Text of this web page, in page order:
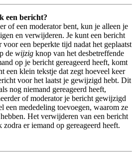
een bericht?
of een moderator bent, kun je alleen je
en verwijderen. Je kunt een bericht
een beperkte tijd nadat het geplaatst
de wijzig knop van het desbetreffende
op je bericht gereageerd heeft, komt
een klein tekstje dat zegt hoeveel keer
voor het laatst je gewijzigd hebt. Dit
nog niemand gereageerd heeft,
of moderator je bericht gewijzigd
een mededeling toevoegen, waarom ze
Het verwijderen van een bericht
er iemand op gereageerd heeft.